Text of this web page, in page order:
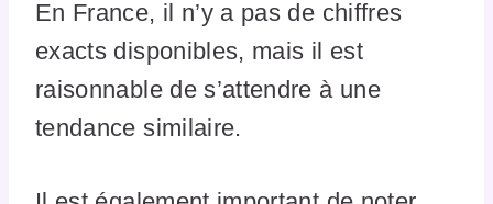
En France, il n’y a pas de chiffres
exacts disponibles, mais il est
raisonnable de s’attendre à une
tendance similaire.